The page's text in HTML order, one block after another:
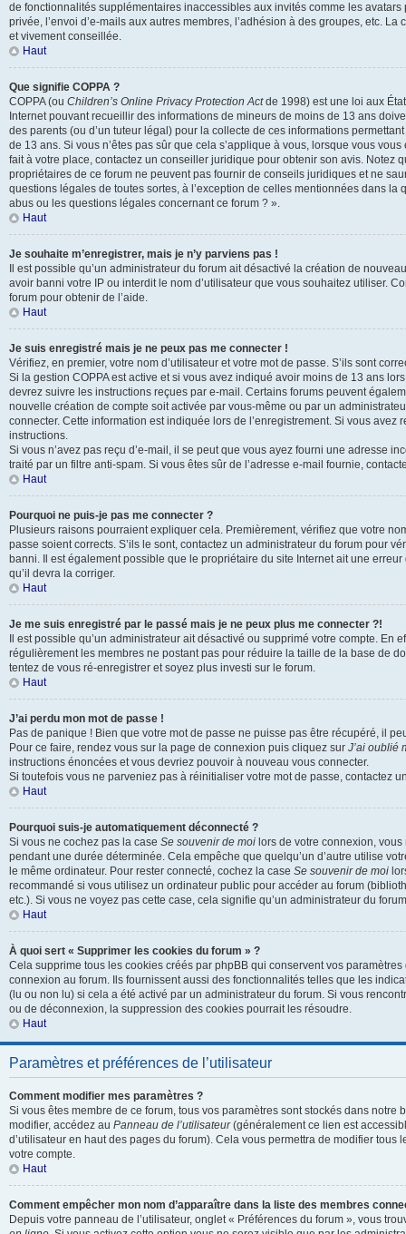
de fonctionnalités supplémentaires inaccessibles aux invités comme les
privée, l’envoi d’e-mails aux autres membres, l’adhésion à des groupes, etc. La
et vivement conseillée.
Haut
Que signifie COPPA ?
COPPA (ou Children’s Online Privacy Protection Actde 1998) est une loi aux
Internet pouvant recueillir des informations de mineurs de moins de 13 ans
des parents (ou d’un tuteur légal) pour la collecte de ces informations
de 13 ans. Si vous n’êtes pas sûr que cela s’applique à vous, lorsque vous
fait à votre place, contactez un conseiller juridique pour obtenir son avis. Notez
propriétaires de ce forum ne peuvent pas fournir de conseils juridiques et ne
questions légales de toutes sortes, à l’exception de celles mentionnées dans la
abus ou les questions légales concernant ce forum ? ».
Haut
Je souhaite m’enregistrer, mais je n’y parviens pas !
Il est possible qu’un administrateur du forum ait désactivé la création de
avoir banni votre IP ou interdit le nom d’utilisateur que vous souhaitez utiliser.
forum pour obtenir de l’aide.
Haut
Je suis enregistré mais je ne peux pas me connecter !
Vérifiez, en premier, votre nom d’utilisateur et votre mot de passe. S’ils sont
Si la gestion COPPA est active et si vous avez indiqué avoir moins de 13 ans
devrez suivre les instructions reçues par e-mail. Certains forums peuvent
nouvelle création de compte soit activée par vous-même ou par un
connecter. Cette information est indiquée lors de l’enregistrement. Si vous avez
instructions.
Si vous n’avez pas reçu d’e-mail, il se peut que vous ayez fourni une adresse
traité par un filtre anti-spam. Si vous êtes sûr de l’adresse e-mail fournie,
Haut
Pourquoi ne puis-je pas me connecter ?
Plusieurs raisons pourraient expliquer cela. Premièrement, vérifiez que votre
passe soient corrects. S’ils le sont, contactez un administrateur du forum pour
banni. Il est également possible que le propriétaire du site Internet ait une
qu’il devra la corriger.
Haut
Je me suis enregistré par le passé mais je ne peux plus me connecter ?!
Il est possible qu’un administrateur ait désactivé ou supprimé votre compte. En
régulièrement les membres ne postant pas pour réduire la taille de la base de
tentez de vous ré-enregistrer et soyez plus investi sur le forum.
Haut
J’ai perdu mon mot de passe !
Pas de panique ! Bien que votre mot de passe ne puisse pas être récupéré, il
Pour ce faire, rendez vous sur la page de connexion puis cliquez sur J’ai oublié
instructions énoncées et vous devriez pouvoir à nouveau vous connecter.
Si toutefois vous ne parveniez pas à réinitialiser votre mot de passe, contactez
Haut
Pourquoi suis-je automatiquement déconnecté ?
Si vous ne cochez pas la case Se souvenir de moi lors de votre connexion,
pendant une durée déterminée. Cela empêche que quelqu’un d’autre utilise
le même ordinateur. Pour rester connecté, cochez la case Se souvenir de moi
recommandé si vous utilisez un ordinateur public pour accéder au forum
etc.). Si vous ne voyez pas cette case, cela signifie qu’un administrateur du
Haut
À quoi sert « Supprimer les cookies du forum » ?
Cela supprime tous les cookies créés par phpBB qui conservent vos paramètres
connexion au forum. Ils fournissent aussi des fonctionnalités telles que les
(lu ou non lu) si cela a été activé par un administrateur du forum. Si vous
ou de déconnexion, la suppression des cookies pourrait les résoudre.
Haut
Paramètres et préférences de l’utilisateur
Comment modifier mes paramètres ?
Si vous êtes membre de ce forum, tous vos paramètres sont stockés dans notre
modifier, accédez au Panneau de l’utilisateur(généralement ce lien est
d’utilisateur en haut des pages du forum). Cela vous permettra de modifier tous
votre compte.
Haut
Comment empêcher mon nom d’apparaître dans la liste des membres
Depuis votre panneau de l’utilisateur, onglet « Préférences du forum », vous